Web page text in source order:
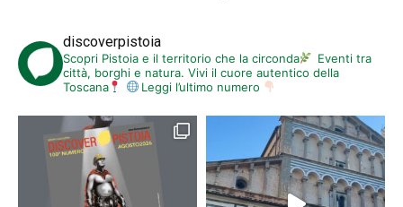
discoverpistoia
Scopri Pistoia e il territorio che la circonda
Eventi tra
città, borghi e natura. Vivi il cuore autentico della
Toscana
Leggi l’ultimo numero